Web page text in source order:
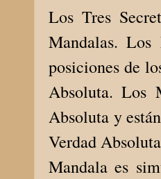
Los Tres
Mandalas. Los
posiciones de
Absoluta. Los
Absoluta y
Verdad
Mandala es